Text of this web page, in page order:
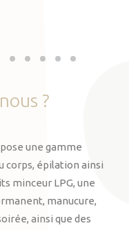
?
une gamme
corps, épilation ainsi
minceur LPG, une
manucure,
ainsi que des